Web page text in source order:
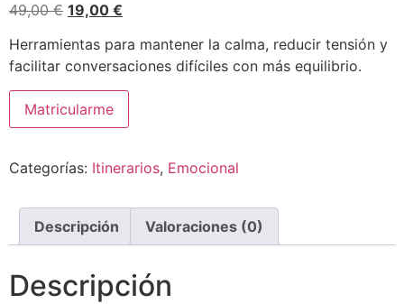
49,00€ El
original
era:
49,00 €.
19,00 €
actual
es:
19,00 €.
Herramientas para mantener la calma, reducir tensión y
facilitar conversaciones difíciles con más equilibrio.
Gestión
emocional
de
Matricularme
Categorías: Itinerarios, Emocional
Descripción Valoraciones (0)
Descripción